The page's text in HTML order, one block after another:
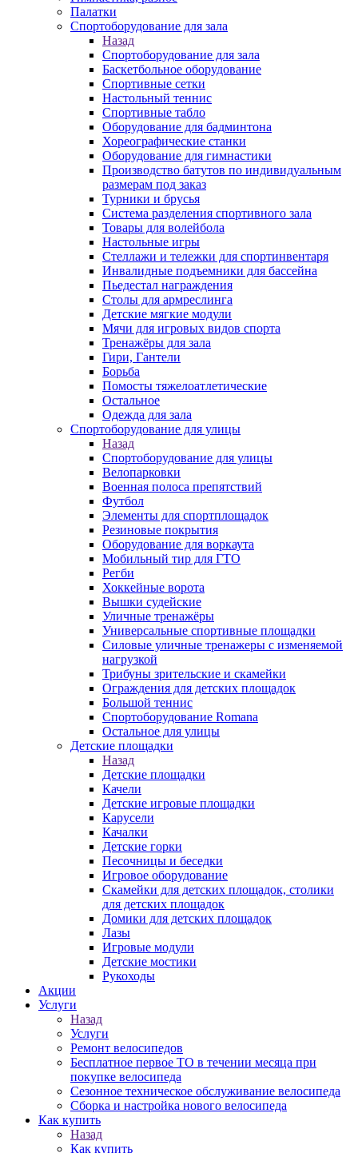
Палатки
Спортоборудование для зала
Назад
Спортоборудование для зала
Баскетбольное оборудование
Спортивные сетки
Настольный теннис
Спортивные табло
Оборудование для бадминтона
Хореографические станки
Оборудование для гимнастики
Производство батутов по индивидуальным
размерам под заказ
Турники и брусья
Система разделения спортивного зала
Товары для волейбола
Настольные игры
Стеллажи и тележки для спортинвентаря
Инвалидные подъемники для бассейна
Пьедестал награждения
Столы для армреслинга
Детские мягкие модули
Мячи для игровых видов спорта
Тренажёры для зала
Гири, Гантели
Борьба
Помосты тяжелоатлетические
Остальное
Одежда для зала
Спортоборудование для улицы
Назад
Спортоборудование для улицы
Велопарковки
Военная полоса препятствий
Футбол
Элементы для спортплощадок
Резиновые покрытия
Оборудование для воркаута
Мобильный тир для ГТО
Регби
Хоккейные ворота
Вышки судейские
Уличные тренажёры
Универсальные спортивные площадки
Силовые уличные тренажеры с изменяемой
нагрузкой
Трибуны зрительские и скамейки
Ограждения для детских площадок
Большой теннис
Спортоборудование Romana
Остальное для улицы
Детские площадки
Назад
Детские площадки
Качели
Детские игровые площадки
Карусели
Качалки
Детские горки
Песочницы и беседки
Игровое оборудование
Скамейки для детских площадок, столики
для детских площадок
Домики для детских площадок
Лазы
Игровые модули
Детские мостики
Рукоходы
Акции
Услуги
Назад
Услуги
Ремонт велосипедов
Бесплатное первое ТО в течении месяца при
покупке велосипеда
Сезонное техническое обслуживание велосипеда
Сборка и настройка нового велосипеда
Как купить
Назад
Как купить